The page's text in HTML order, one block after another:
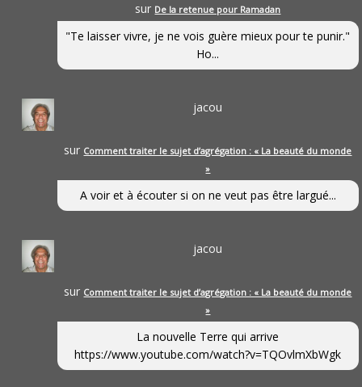
sur De la retenue pour Ramadan
"Te laisser vivre, je ne vois guère mieux pour te punir."
Ho...
jacou
sur Comment traiter le sujet d’agrégation : « La beauté du monde
»
A voir et à écouter si on ne veut pas être largué...
jacou
sur Comment traiter le sujet d’agrégation : « La beauté du monde
»
La nouvelle Terre qui arrive
https://www.youtube.com/watch?v=TQOvlmXbWgk